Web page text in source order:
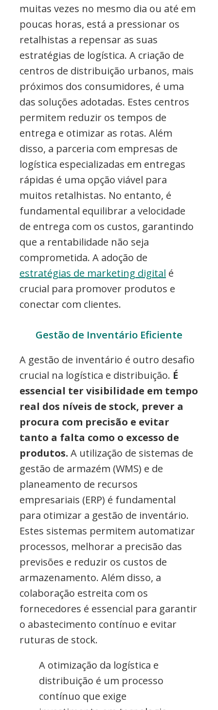
muitas vezes no mesmo dia ou até em
poucas horas, está a pressionar os
retalhistas a repensar as suas
estratégias de logística. A criação de
centros de distribuição urbanos, mais
próximos dos consumidores, é uma
das soluções adotadas. Estes centros
permitem reduzir os tempos de
entrega e otimizar as rotas. Além
disso, a parceria com empresas de
logística especializadas em entregas
rápidas é uma opção viável para
muitos retalhistas. No entanto, é
fundamental equilibrar a velocidade
de entrega com os custos, garantindo
que a rentabilidade não seja
comprometida. A adoção de
estratégias de marketing digital é
crucial para promover produtos e
conectar com clientes.
Gestão de Inventário Eficiente
A gestão de inventário é outro desafio
crucial na logística e distribuição. É
essencial ter visibilidade em tempo
real dos níveis de stock, prever a
procura com precisão e evitar
tanto a falta como o excesso de
produtos. A utilização de sistemas de
gestão de armazém (WMS) e de
planeamento de recursos
empresariais (ERP) é fundamental
para otimizar a gestão de inventário.
Estes sistemas permitem automatizar
processos, melhorar a precisão das
previsões e reduzir os custos de
armazenamento. Além disso, a
colaboração estreita com os
fornecedores é essencial para garantir
o abastecimento contínuo e evitar
ruturas de stock.
A otimização da logística e
distribuição é um processo
contínuo que exige